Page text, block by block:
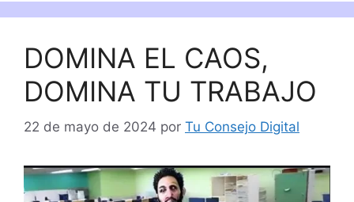
DOMINA EL CAOS,
DOMINA TU TRABAJO
22 de mayo de 2024 por Tu Consejo Digital